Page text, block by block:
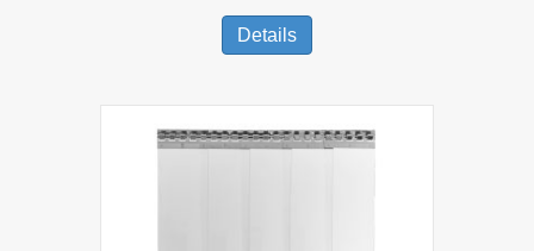
Details
weist
Varianten
auf.
Die